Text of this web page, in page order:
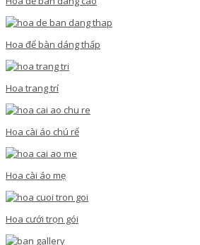
Hoa để bàn dáng thấp
Hoa trang trí
Hoa cài áo chú rể
Hoa cài áo mẹ
Hoa cưới trọn gói